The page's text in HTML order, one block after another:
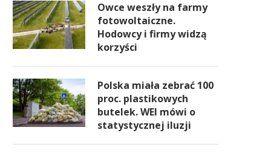
Owce weszły na farmy
fotowoltaiczne.
Hodowcy i firmy widzą
korzyści
Polska miała zebrać 100
proc. plastikowych
butelek. WEI mówi o
statystycznej iluzji